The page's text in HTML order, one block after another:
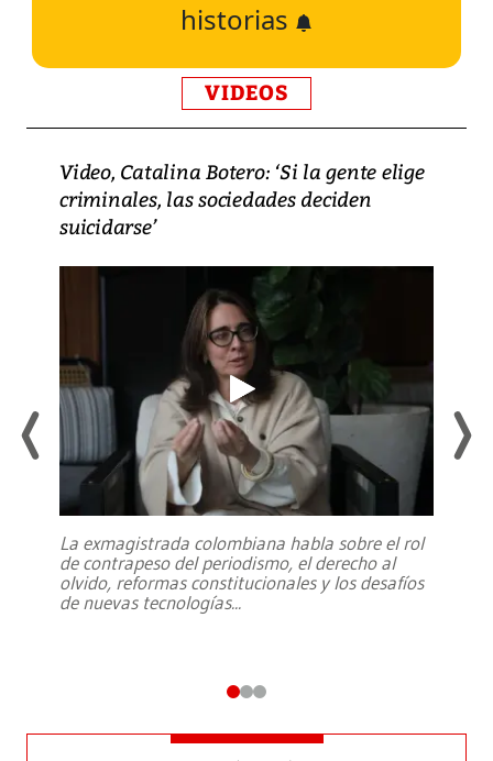
historias
VIDEOS
Video, Catalina Botero: ‘Si la gente elige
criminales, las sociedades deciden
suicidarse’
La exmagistrada colombiana habla sobre el rol
de contrapeso del periodismo, el derecho al
olvido, reformas constitucionales y los desafíos
de nuevas tecnologías...